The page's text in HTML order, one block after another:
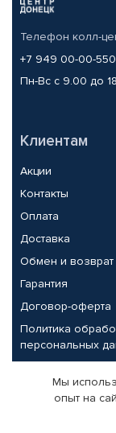
Телефон колл-
+7 949 00-00-550
Пн-Вс с 9.00 до
Клиентам
Акции
Контакты
Оплата
Доставка
Обмен и возврат
Гарантия
Договор-оферта
Политика
персональных
Партнерам
Корпоративным
Мы
опыт на